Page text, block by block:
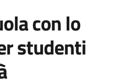
con lo
studenti